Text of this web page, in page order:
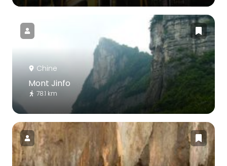
Chine
Mont Jinfo
78.1 km